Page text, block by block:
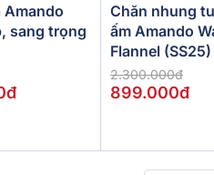
Amando
sang trọng
Chăn nhung
ấm Amando
Flannel (SS25)
2.300.000đ
899.000đ